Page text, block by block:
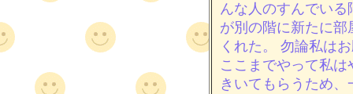
んな人のすんでい
が別の階に新たに
くれた。 勿論私は
ここまでやって私
きいてもらうため